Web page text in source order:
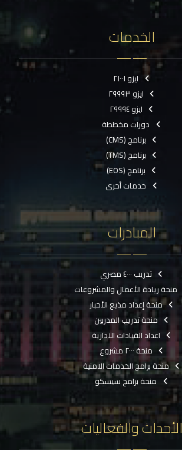
الخدمات
ايزو ٢١٠٠١
ايزو ٢٩٩٩٣
ايزو ٢٩٩٩٤
دورات مخططة
برنامج (CMS)
برنامج (TMS)
برنامج (EOS)
خدمات أخرى
المبادرات
تدريب ٤٠٠٠ مصري
منحة ريادة الأعمال والمشروعات
منحة إعداد مذيع الأخبار
منحة تدريب المدربين
اعداد القيادات الادارية
منحة ٢٠٠٠ مشروع
منحة برامج الخدمات الامنية
منحة برامج سيسكو
الأحداث والفعاليات